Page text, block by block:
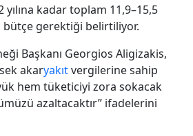
kadar toplam 11,9–15,5
bütçe gerektiği belirtiliyor.
Başkanı Georgios Aligizakis,
akaryakıtvergilerine sahip
hem tüketiciyi zora sokacak
azaltacaktır” ifadelerini